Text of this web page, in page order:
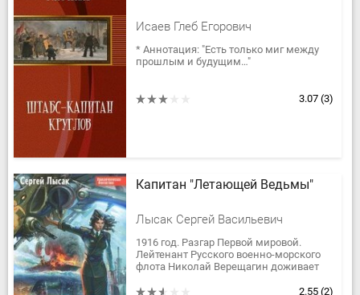
Исаев Глеб Егорович
* Аннотация: "Есть только миг между
прошлым и будущим…"
3.07 (3)
Капитан "Летающей Ведьмы"
Лысак Сергей Васильевич
1916 год. Разгар Первой мировой.
Лейтенант Русского военно-морского
флота Николай Верещагин доживает
субмарине. 400 лет спустя. Боевые...
2.55 (2)